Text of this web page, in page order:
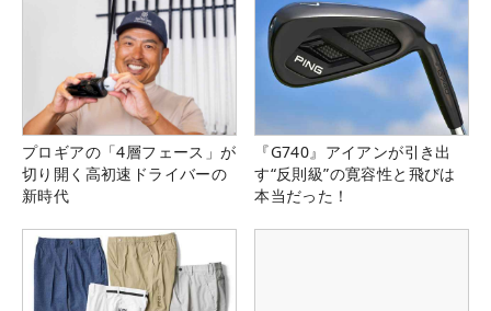
プロギアの「4層フェース」が
切り開く高初速ドライバーの
新時代
『G740』アイアンが引き出
す“反則級”の寛容性と飛びは
本当だった！